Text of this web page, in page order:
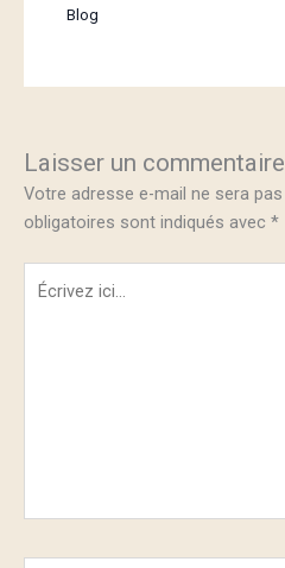
Blog
Laisser un commentaire
Votre adresse e-mail ne sera pas
obligatoires sont indiqués avec *
Écrivez
ici…